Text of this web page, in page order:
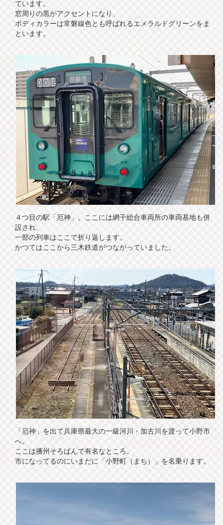
ています。
窓周りの黒がアクセントになり、
ボディカラーは常磐線色とも呼ばれるエメラルドグリーンをま
といます。
４つ目の駅「厄神」。ここには網干総合車両所の車両基地も併
設され、
一部の列車はここで折り返します。
かつてはここから三木鉄道がつながっていました。
「厄神」を出て兵庫県最大の一級河川・加古川を渡って小野市
へ。
ここは播州そろばんで有名なところ。
市になってるのにいまだに「小野町（まち）」を名乗ります。